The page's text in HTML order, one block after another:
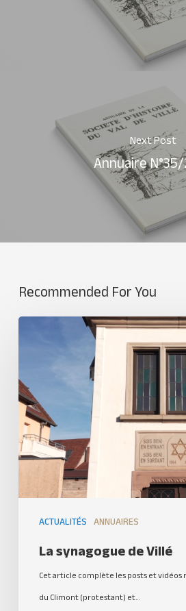
Next Post
Annuaire
Recommended For You
ACTUALITÉS ANNUAIRES
La synagogue de Villé
Cet article complète les posts et vidéos
du Climont (protestant) et…